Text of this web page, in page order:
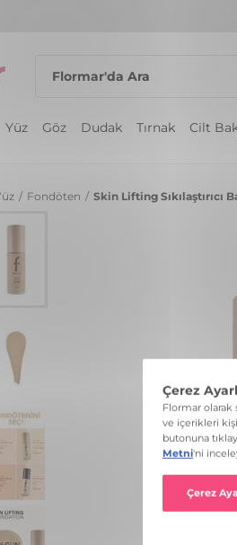
Yüz Göz Dudak Tırnak Cilt
/ Fondöten / Skin Lifting Sıkılaştırıcı